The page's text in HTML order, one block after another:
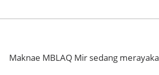
Maknae MBLAQ Mir sedang